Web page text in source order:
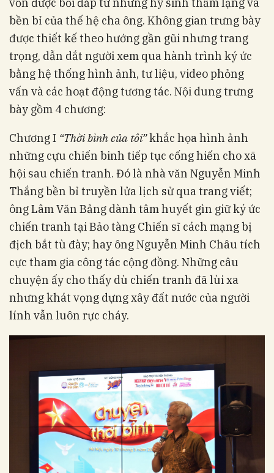
bền bỉ của thế hệ cha ông. Không gian trưng bày
được thiết kế theo hướng gần gũi nhưng trang
trọng, dẫn dắt người xem qua hành trình ký ức
bằng hệ thống hình ảnh, tư liệu, video phỏng
vấn và các hoạt động tương tác. Nội dung trưng
bày gồm 4 chương:
Chương I “Thời bình của tôi”khắc họa hình ảnh
những cựu chiến binh tiếp tục cống hiến cho xã
hội sau chiến tranh. Đó là nhà văn Nguyễn Minh
Thắng bền bỉ truyền lửa lịch sử qua trang viết;
ông Lâm Văn Bảng dành tâm huyết gìn giữ ký ức
chiến tranh tại Bảo tàng Chiến sĩ cách mạng bị
địch bắt tù đày; hay ông Nguyễn Minh Châu tích
cực tham gia công tác cộng đồng. Những câu
chuyện ấy cho thấy dù chiến tranh đã lùi xa
nhưng khát vọng dựng xây đất nước của người
lính vẫn luôn rực cháy.